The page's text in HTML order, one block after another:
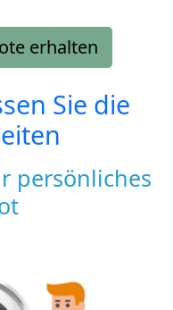
erhalten
Sie die
persönliches